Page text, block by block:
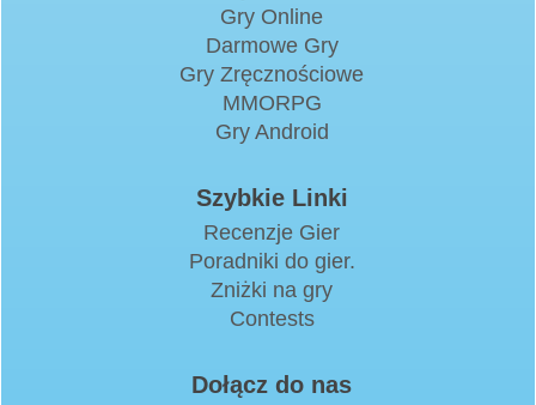
Gry Online
Darmowe Gry
Gry Zręcznościowe
MMORPG
Gry Android
Szybkie Linki
Recenzje Gier
Poradniki do gier.
Zniżki na gry
Contests
Dołącz do nas